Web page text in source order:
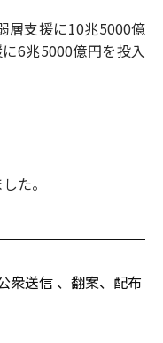
層支援に10兆5000億
6兆5000億円を投入
た。
衆送信 、翻案、配布